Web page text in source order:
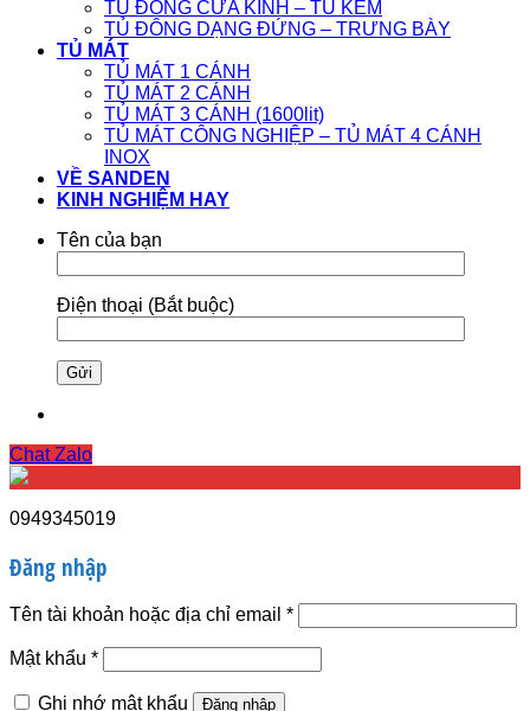
TỦ ĐÔNG CỬA KÍNH – TỦ KEM
TỦ ĐÔNG DẠNG ĐỨNG – TRƯNG BÀY
TỦ MÁT
TỦ MÁT 1 CÁNH
TỦ MÁT 2 CÁNH
TỦ MÁT 3 CÁNH (1600lit)
TỦ MÁT CÔNG NGHIỆP – TỦ MÁT 4 CÁNH
INOX
VỀ SANDEN
KINH NGHIỆM HAY
Tên của bạn
Điện thoại (Bắt buộc)
Chat Zalo
0949345019
Đăng nhập
Tên tài khoản hoặc địa chỉ email *Bắt
buộc
Mật khẩu *Bắt
buộc
Ghi nhớ mật khẩu
Đăng nhập